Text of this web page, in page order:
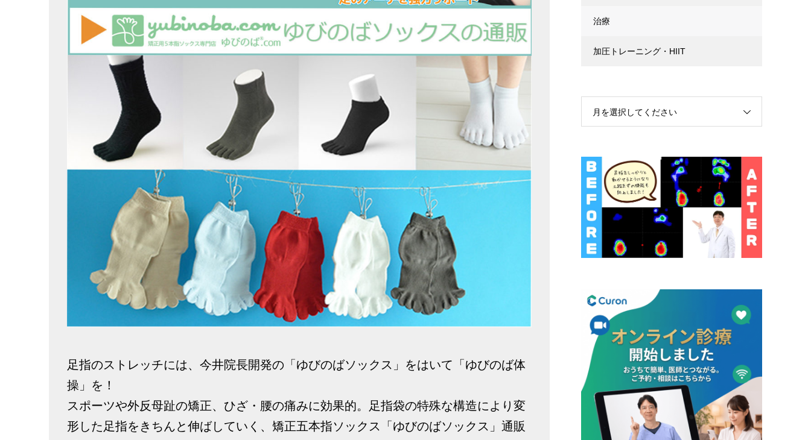
足指のストレッチには、今井院長開発の「ゆびのばソックス」をはいて「ゆびのば体
操」を！
スポーツや外反母趾の矯正、ひざ・腰の痛みに効果的。足指袋の特殊な構造により変
形した足指をきちんと伸ばしていく、矯正五本指ソックス「ゆびのばソックス」通販
治療
加圧トレーニング・HIIT
月を選択してください